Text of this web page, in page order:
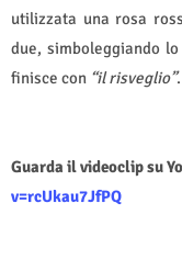
utilizzata una rosa
due, simboleggiando
finisce con “il risveglio”.
Guarda il videoclip su
v=rcUkau7JfPQ